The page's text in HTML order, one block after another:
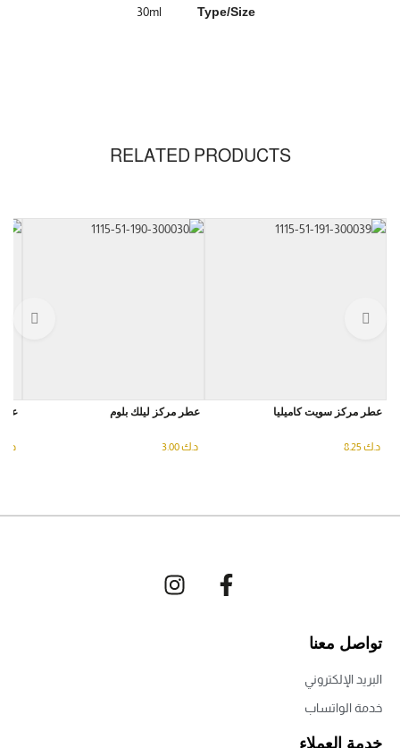
Type/Size
30ml
RELATED PRODUCTS
عطر مركز سويت كاميليا
د.ك
عطر مركز ليلك بلوم
د.ك د.ك
تواصل معنا
البريد الإلكتروني
خدمة الواتساب
خدمة العملاء